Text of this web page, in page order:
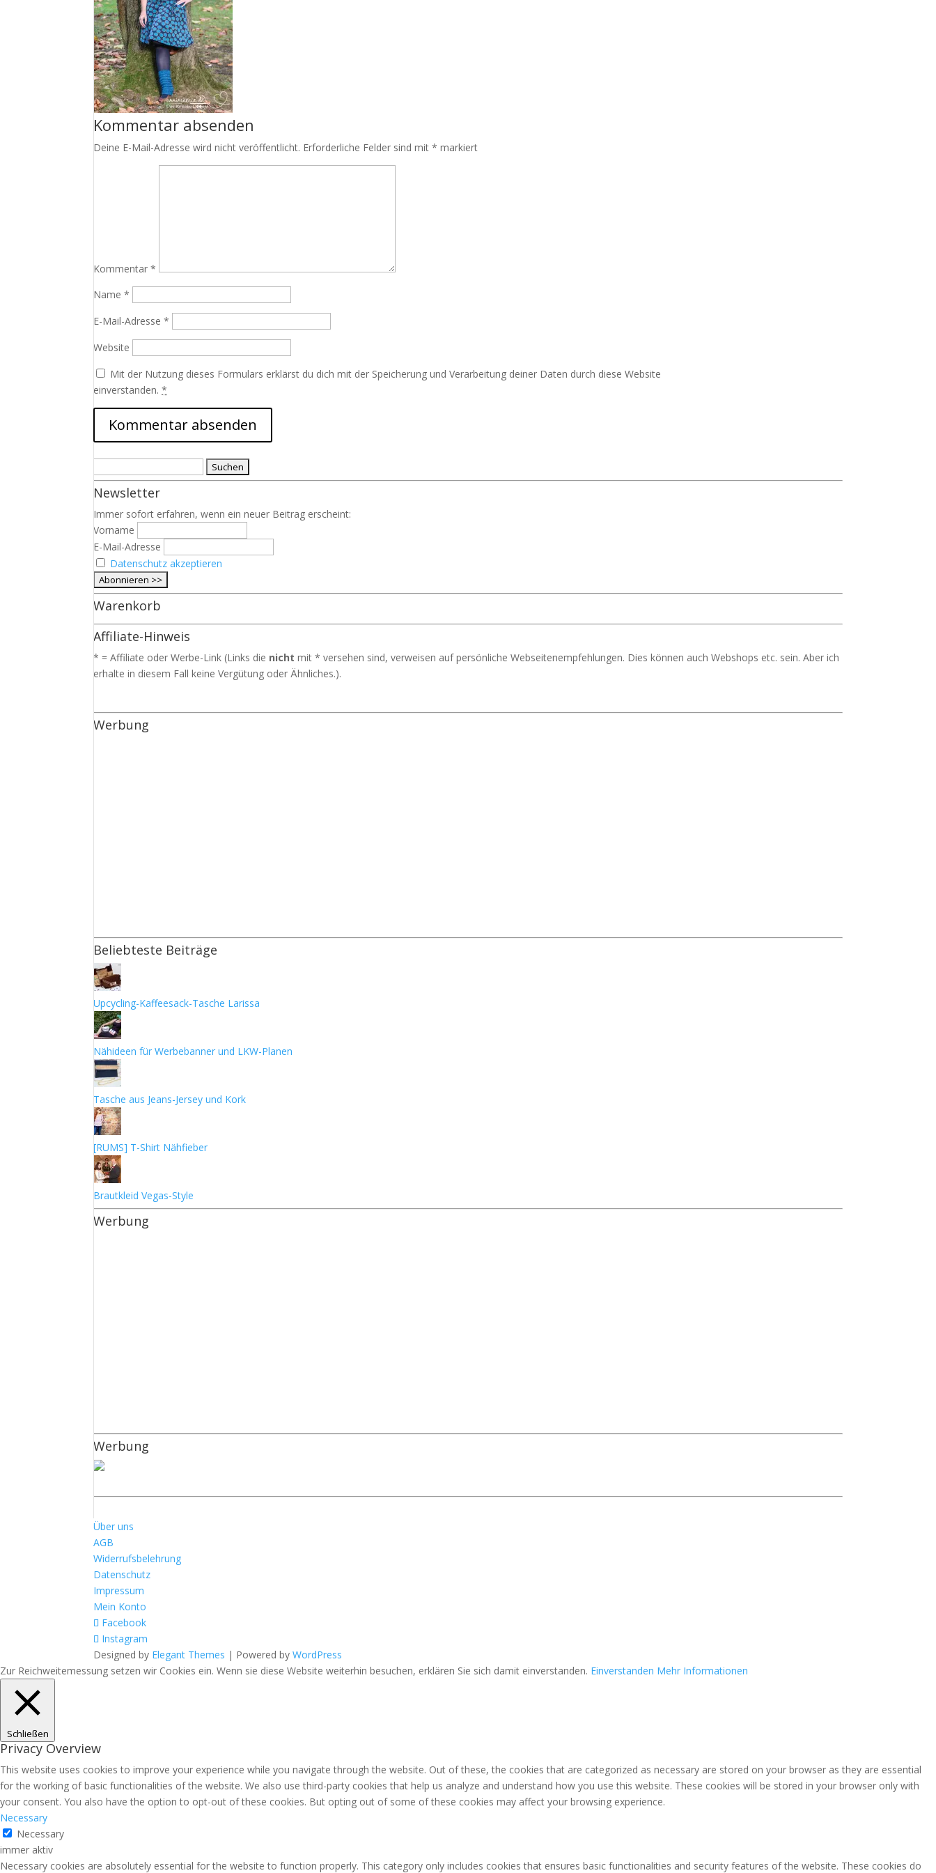
Kommentar absenden
Deine E-Mail-Adresse wird nicht veröffentlicht. Erforderliche Felder sind mit* markiert
Kommentar*
Name*
E-Mail-Adresse*
Website
Mit der Nutzung dieses Formulars erklärst du dich mit der Speicherung und Verarbeitung deiner Daten durch diese Website
einverstanden.*
nach:
Newsletter
Immer sofort erfahren, wenn ein neuer Beitrag erscheint:
Vorname
E-Mail-Adresse
Datenschutz akzeptieren
Warenkorb
Affiliate-Hinweis
* = Affiliate oder Werbe-Link (Links die nichtmit * versehen sind, verweisen auf persönliche Webseitenempfehlungen. Dies können auch Webshops etc. sein. Aber ich
erhalte in diesem Fall keine Vergütung oder Ähnliches.).
Werbung
Beliebteste Beiträge
Upcycling-Kaffeesack-Tasche Larissa
Nähideen für Werbebanner und LKW-Planen
Tasche aus Jeans-Jersey und Kork
[RUMS] T-Shirt Nähfieber
Brautkleid Vegas-Style
Werbung
Werbung
Über uns
AGB
Widerrufsbelehrung
Datenschutz
Impressum
Mein Konto
Facebook
Instagram
Designed by Elegant Themes | Powered byWordPress
Zur Reichweitemessung setzen wir Cookies ein. Wenn sie diese Website weiterhin besuchen, erklären Sie sich damit einverstanden. Einverstanden Mehr Informationen
Schließen
Privacy Overview
This website uses cookies to improve your experience while you navigate through the website. Out of these, the cookies that are categorized as necessary are stored on your browser as they are essential
for the working of basic functionalities of the website. We also use third-party cookies that help us analyze and understand how you use this website. These cookies will be stored in your browser only with
your consent. You also have the option to opt-out of these cookies. But opting out of some of these cookies may affect your browsing experience.
Necessary
Necessary
immer aktiv
Necessary cookies are absolutely essential for the website to function properly. This category only includes cookies that ensures basic functionalities and security features of the website. These cookies do